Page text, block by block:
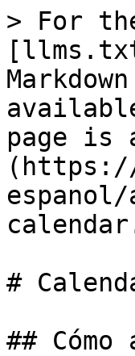
> For
page is
(https://
#
##